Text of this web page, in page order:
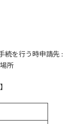
続を行う時申請先 :
所